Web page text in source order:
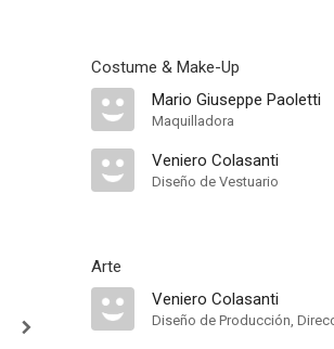
Costume & Make-Up
Mario Giuseppe Paoletti
Maquilladora
Veniero Colasanti
Diseño de Vestuario
Arte
Veniero Colasanti
Diseño de Producción,